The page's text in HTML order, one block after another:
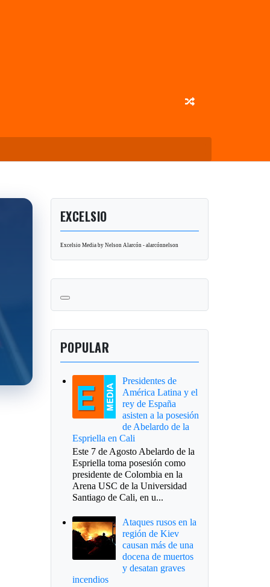
EXCELSIO
Excelsio Media by Nelson Alarcón - alarcónnelson
POPULAR
Presidentes de
América Latina y el
rey de España
asisten a la posesión
de Abelardo de la
Espriella en Cali
Este 7 de Agosto Abelardo de la
Espriella toma posesión como
presidente de Colombia en la
Arena USC de la Universidad
Santiago de Cali, en u...
Ataques rusos en la
región de Kiev
causan más de una
docena de muertos
y desatan graves
incendios